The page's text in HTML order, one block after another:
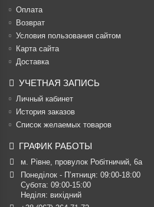
Оплата
Возврат
Условия пользования сайтом
Карта сайта
Доставка
УЧЕТНАЯ ЗАПИСЬ
Личный кабинет
История заказов
Список желаемых товаров
ГРАФИК РАБОТЫ
м. Рівне, провулок Робітничий, 6а
Понеділок - П’ятниця: 09:00-18:00
Субота: 09:00-15:00
Неділя: вихідний